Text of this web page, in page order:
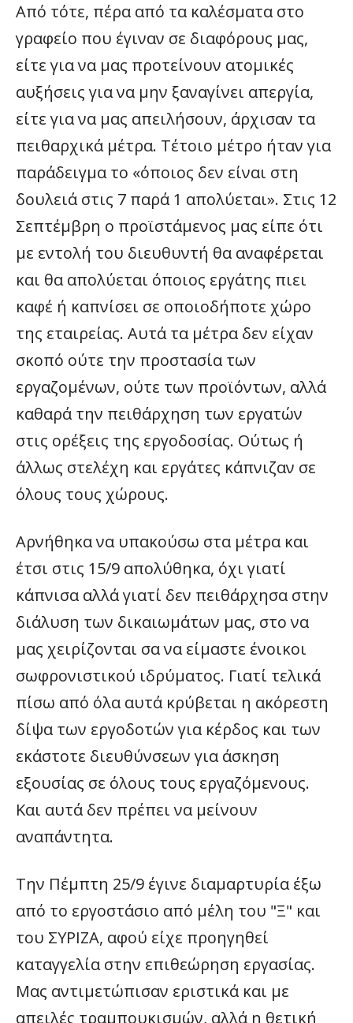
Από τότε, πέρα από τα καλέσματα στο
γραφείο που έγιναν σε διαφόρους μας,
είτε για να μας προτείνουν ατομικές
αυξήσεις για να μην ξαναγίνει απεργία,
είτε για να μας απειλήσουν, άρχισαν τα
πειθαρχικά μέτρα. Τέτοιο μέτρο ήταν για
παράδειγμα το «όποιος δεν είναι στη
δουλειά στις 7 παρά 1 απολύεται». Στις 12
Σεπτέμβρη ο προϊστάμενος μας είπε ότι
με εντολή του διευθυντή θα αναφέρεται
και θα απολύεται όποιος εργάτης πιει
καφέ ή καπνίσει σε οποιοδήποτε χώρο
της εταιρείας. Αυτά τα μέτρα δεν είχαν
σκοπό ούτε την προστασία των
εργαζομένων, ούτε των προϊόντων, αλλά
καθαρά την πειθάρχηση των εργατών
στις ορέξεις της εργοδοσίας. Ούτως ή
άλλως στελέχη και εργάτες κάπνιζαν σε
όλους τους χώρους.
Αρνήθηκα να υπακούσω στα μέτρα και
έτσι στις 15/9 απολύθηκα, όχι γιατί
κάπνισα αλλά γιατί δεν πειθάρχησα στην
διάλυση των δικαιωμάτων μας, στο να
μας χειρίζονται σα να είμαστε ένοικοι
σωφρονιστικού ιδρύματος. Γιατί τελικά
πίσω από όλα αυτά κρύβεται η ακόρεστη
δίψα των εργοδοτών για κέρδος και των
εκάστοτε διευθύνσεων για άσκηση
εξουσίας σε όλους τους εργαζόμενους.
Και αυτά δεν πρέπει να μείνουν
αναπάντητα.
Την Πέμπτη 25/9 έγινε διαμαρτυρία έξω
από το εργοστάσιο από μέλη του "Ξ" και
του ΣΥΡΙΖΑ, αφού είχε προηγηθεί
καταγγελία στην επιθεώρηση εργασίας.
Μας αντιμετώπισαν εριστικά και με
απειλές τραμπουκισμών, αλλά η θετική